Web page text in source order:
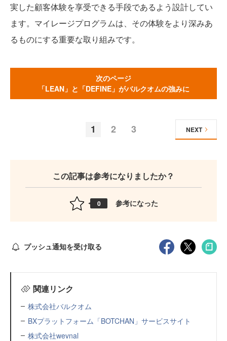
実した顧客体験を享受できる手段であるよう設計してい
ます。マイレージプログラムは、その体験をより深みあ
るものにする重要な取り組みです。
次のページ
「LEAN」と「DEFINE」がバルクオムの強みに
1 2 3 NEXT
この記事は参考になりましたか？
0 参考になった
プッシュ通知を受け取る
関連リンク
株式会社バルクオム
BXプラットフォーム「BOTCHAN」サービスサイト
株式会社wevnal